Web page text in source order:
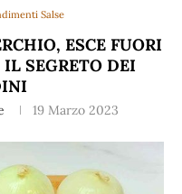
Salse
ESCE FUORI
SEGRETO DEI
19 Marzo 2023